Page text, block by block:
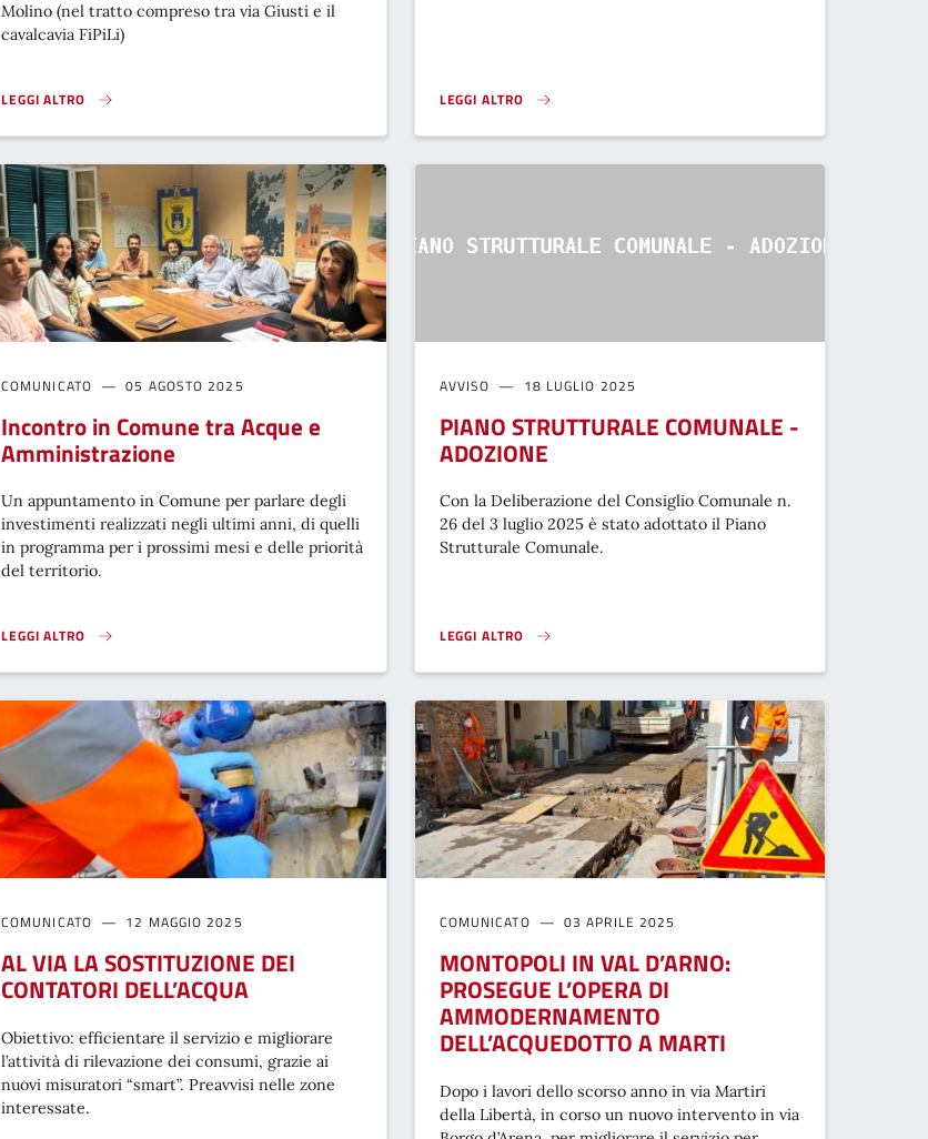
Molino (nel tratto compreso tra via Giusti e il
cavalcavia FiPiLi)
LEGGI ALTRO
INTERRUZIONE IDRICA PROGRAMMATA NEL COMUNE DI MONTOPOLI IN VAL D'ARNO 1 LUGLIO}
LEGGI ALTRO
ACQUE: I LAVORI DI VIA MAZZANA}
COMUNICATO 05 AGOSTO 2025
Incontro in Comune tra Acque e
Amministrazione
Un appuntamento in Comune per parlare degli
investimenti realizzati negli ultimi anni, di quelli
in programma per i prossimi mesi e delle priorità
del territorio.
LEGGI ALTRO
INCONTRO IN COMUNE TRA ACQUE E AMMINISTRAZIONE}
AVVISO 18 LUGLIO 2025
PIANO STRUTTURALE COMUNALE -
ADOZIONE
Con la Deliberazione del Consiglio Comunale n.
26 del 3 luglio 2025 è stato adottato il Piano
Strutturale Comunale.
LEGGI ALTRO
PIANO STRUTTURALE COMUNALE - ADOZIONE}
COMUNICATO 12 MAGGIO 2025
AL VIA LA SOSTITUZIONE DEI
CONTATORI DELL’ACQUA
Obiettivo: efficientare il servizio e migliorare
l’attività di rilevazione dei consumi, grazie ai
nuovi misuratori “smart”. Preavvisi nelle zone
interessate.
COMUNICATO 03 APRILE 2025
MONTOPOLI IN VAL D’ARNO:
PROSEGUE L’OPERA DI
AMMODERNAMENTO
DELL’ACQUEDOTTO A MARTI
Dopo i lavori dello scorso anno in via Martiri
della Libertà, in corso un nuovo intervento in via